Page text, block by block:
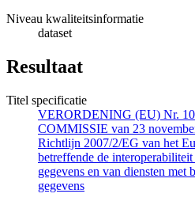
Niveau kwaliteitsinformatie
dataset
Resultaat
Titel specificatie
VERORDENING (EU) Nr.
COMMISSIE van 23
Richtlijn 2007/2/EG van het
betreffende de
gegevens en van diensten
gegevens